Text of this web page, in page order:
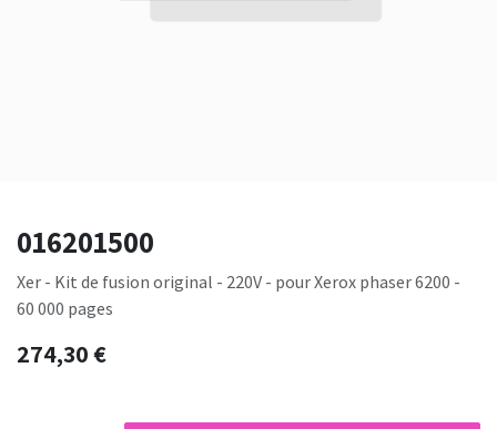
016201500
Xer - Kit de fusion original - 220V - pour Xerox phaser 6200 -
60 000 pages
274,30€